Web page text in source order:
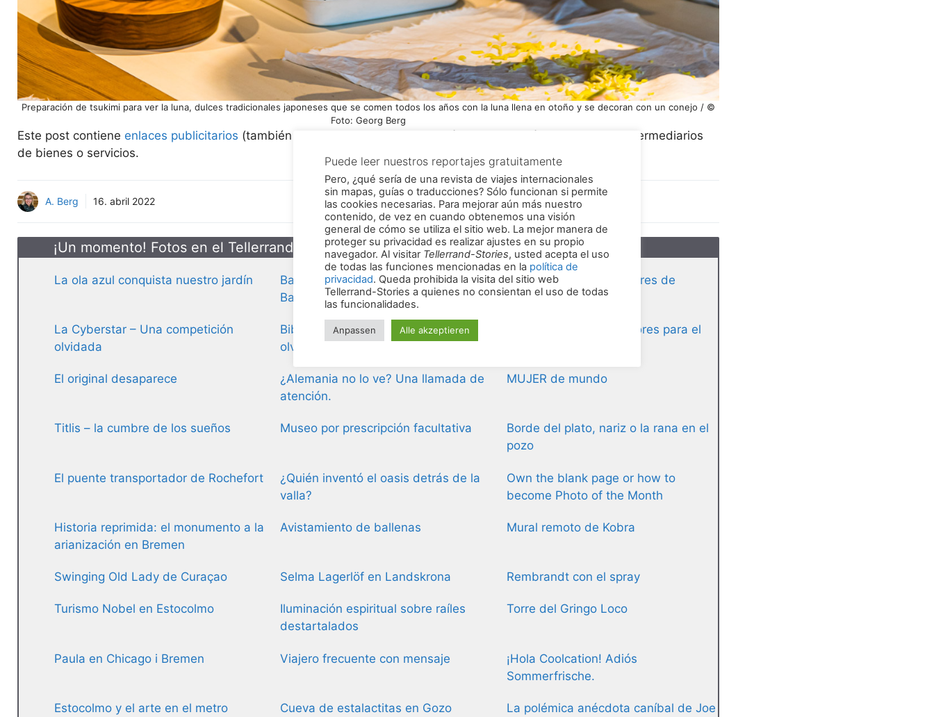
Preparación de tsukimi para ver la luna, dulces tradicionales japoneses que se comen todos los años con la luna llena en otoño y se decoran con un conejo / ©
Foto: Georg Berg
Este post contiene enlaces publicitarios (también llamados enlaces de afiliación o de comisión) que llevan a intermediarios
de bienes o servicios.
A. Berg 16. abril 2022
¡Un momento! Fotos en el Tellerrand-Stories
La ola azul conquista nuestro jardín
Bananasprayer en excursión por el
Bajo Rin
Monumento a los evasores de
impuestos
La Cyberstar – Una competición
olvidada
Biblioteca Nacional Alemana no
olvida nada
París busca patrocinadores para el
El original desaparece
¿Alemania no lo ve? Una llamada de
atención.
MUJER de mundo
Titlis – la cumbre de los sueños Museo por prescripción facultativa
Borde del plato, nariz o la rana en el
pozo
El puente transportador de Rochefort
¿Quién inventó el oasis detrás de la
valla?
Own the blank page or how to
become Photo of the Month
Historia reprimida: el monumento a la
arianización en Bremen
Avistamiento de ballenas Mural remoto de Kobra
Swinging Old Lady de Curaçao Selma Lagerlöf en Landskrona Rembrandt con el spray
Turismo Nobel en Estocolmo
Iluminación espiritual sobre raíles
destartalados
Torre del Gringo Loco
Paula en Chicago i Bremen Viajero frecuente con mensaje
¡Hola Coolcation! Adiós
Sommerfrische.
Estocolmo y el arte en el metro Cueva de estalactitas en Gozo
La polémica anécdota caníbal de Joe